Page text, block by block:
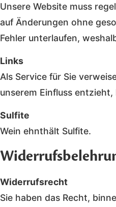
Unsere Website muss
auf Änderungen ohne
Fehler unterlaufen,
Links
Als Service für Sie
unserem Einfluss
Sulfite
Wein ehnthält Sulfite.
Widerrufsrecht
Sie haben das Recht,